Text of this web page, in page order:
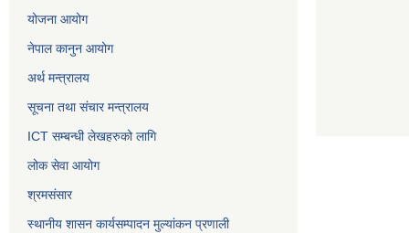
योजना आयोग
नेपाल कानुन आयोग
अर्थ मन्त्रालय
सूचना तथा संचार मन्त्रालय
ICT सम्बन्धी लेखहरुको लागि
लोक सेवा आयोग
श्रमसंसार
स्थानीय शासन कार्यसम्पादन मुल्यांकन प्रणाली